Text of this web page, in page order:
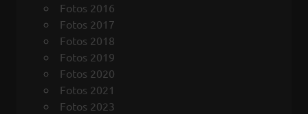
Fotos 2016
Fotos 2017
Fotos 2018
Fotos 2019
Fotos 2020
Fotos 2021
Fotos 2023